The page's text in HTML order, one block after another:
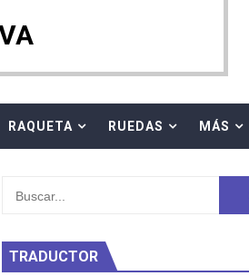
al equipo neutral ruso,
RAQUETA RUEDAS MÁS
TRADUCTOR